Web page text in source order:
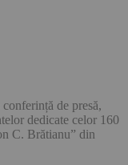
de presă,
dedicate celor 160
C. Brătianu” din